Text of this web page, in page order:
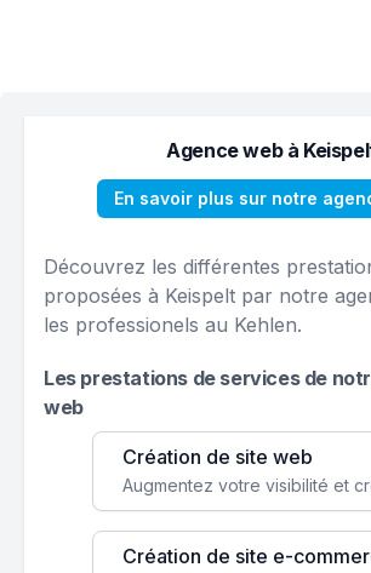
Agence web à
En savoir plus sur notre
Découvrez les différentes
proposées à Keispelt par notre
les professionels au Kehlen.
Les prestations de services de
web
Création de site web
Création de site e-